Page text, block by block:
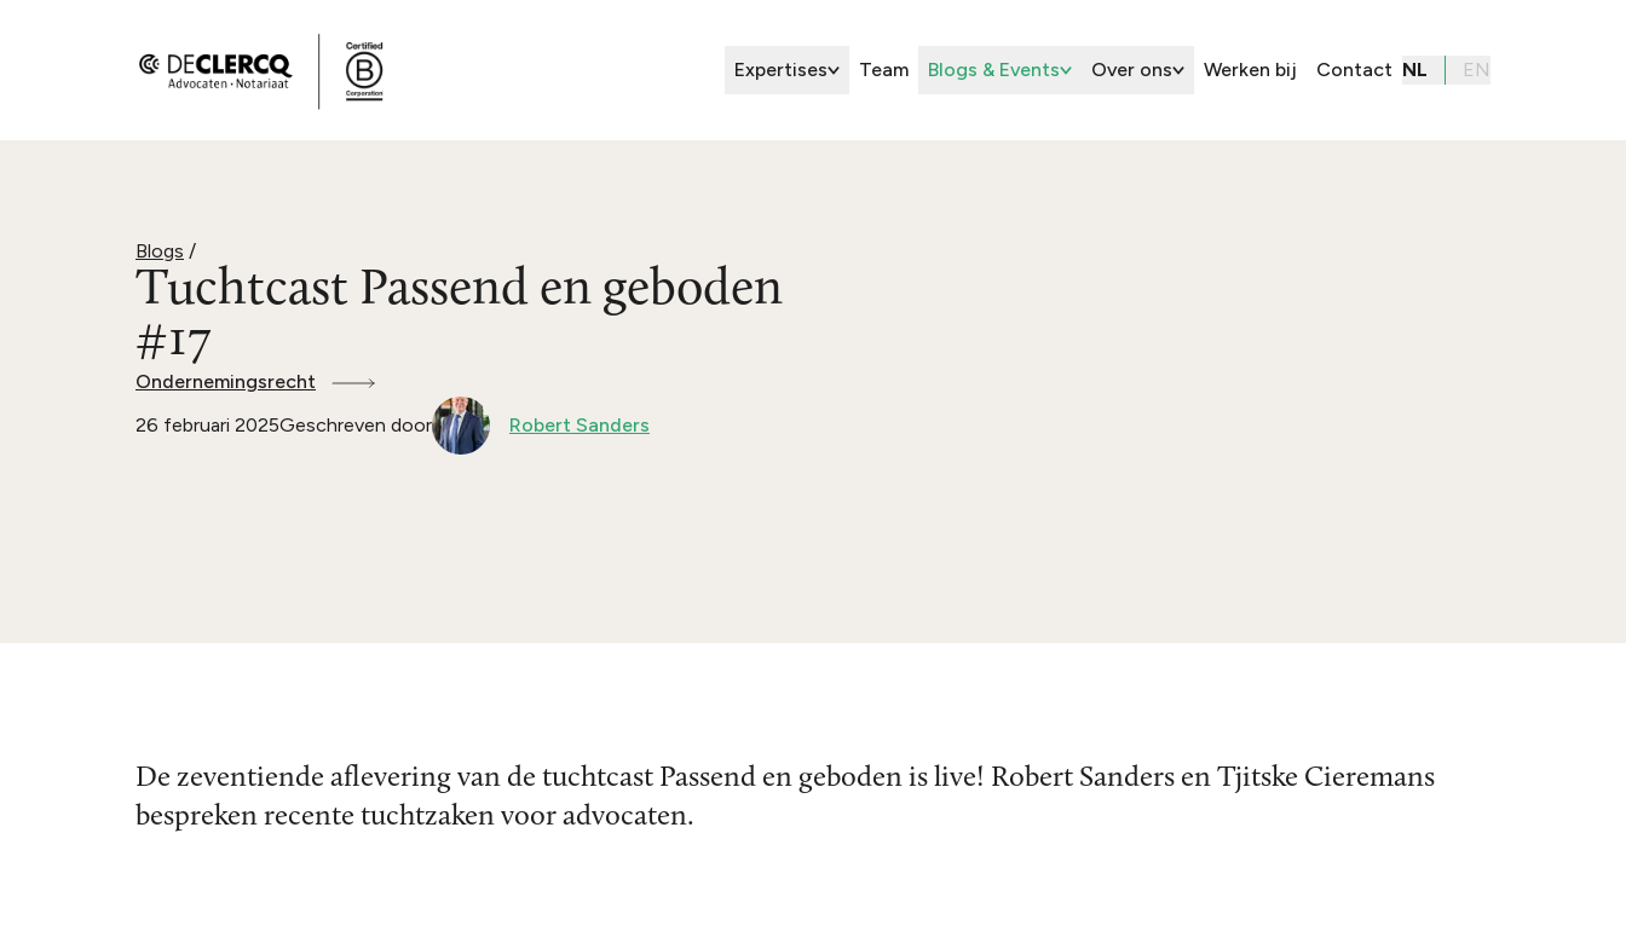
Expertises Team Blogs & Events Over ons Werken bij Contact NL EN
Blogs /
Tuchtcast Passend en geboden
#17
Ondernemingsrecht
26 februari 2025Geschreven door Robert Sanders
De zeventiende aflevering van de tuchtcast Passend en geboden is live! Robert Sanders en Tjitske Cieremans
bespreken recente tuchtzaken voor advocaten.